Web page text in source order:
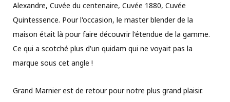
Alexandre, Cuvée du centenaire, Cuvée 1880, Cuvée
Quintessence. Pour l'occasion, le master blender de la
maison était là pour faire découvrir l'étendue de la gamme.
Ce qui a scotché plus d'un quidam qui ne voyait pas la
marque sous cet angle !
Grand Marnier est de retour pour notre plus grand plaisir.